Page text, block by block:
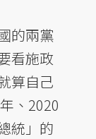
的兩黨
看施政
算自己
、2020
統」的